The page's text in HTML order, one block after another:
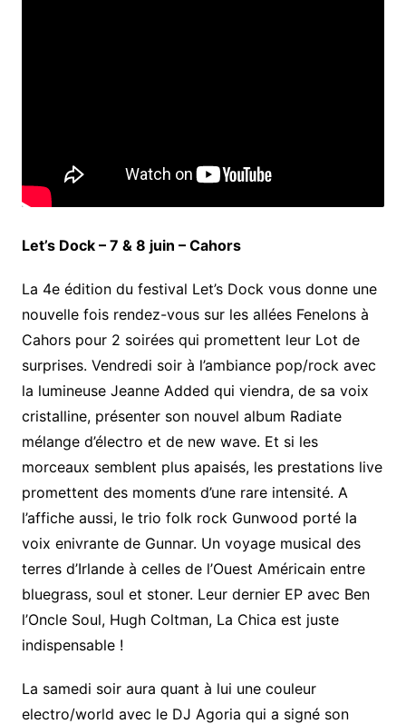
Let’s Dock– 7 & 8 juin – Cahors
La 4eédition du festival Let’s Dock vous donne une
nouvelle fois rendez-vous sur les allées Fenelons à
Cahors pour 2 soirées qui promettent leur Lot de
surprises. Vendredi soir à l’ambiance pop/rock avec
la lumineuse Jeanne Added qui viendra, de sa voix
cristalline, présenter son nouvel album Radiate
mélange d’électro et de new wave. Et si les
morceaux semblent plus apaisés, les prestations live
promettent des moments d’une rare intensité. A
l’affiche aussi, le trio folk rock Gunwood porté la
voix enivrante de Gunnar. Un voyage musical des
terres d’Irlande à celles de l’Ouest Américain entre
bluegrass, soul et stoner. Leur dernier EP avec Ben
l’Oncle Soul, Hugh Coltman, La Chica est juste
indispensable !
La samedi soir aura quant à lui une couleur
electro/world avec le DJ Agoria qui a signé son